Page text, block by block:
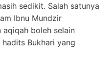
sedikit. Salah satunya
Ibnu Mundzir
boleh selain
Bukhari yang